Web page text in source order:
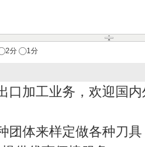
2分 1分
口加工业务，欢迎国
团体来样定做各种刀